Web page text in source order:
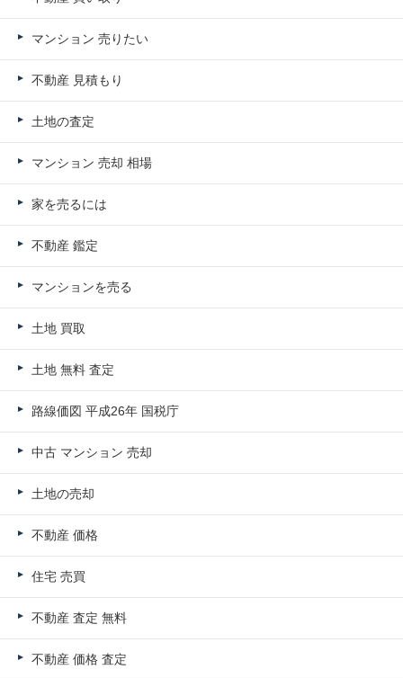
マンション 売りたい
不動産 見積もり
土地の査定
マンション 売却 相場
家を売るには
不動産 鑑定
マンションを売る
土地 買取
土地 無料 査定
路線価図 平成26年 国税庁
中古 マンション 売却
土地の売却
不動産 価格
住宅 売買
不動産 査定 無料
不動産 価格 査定